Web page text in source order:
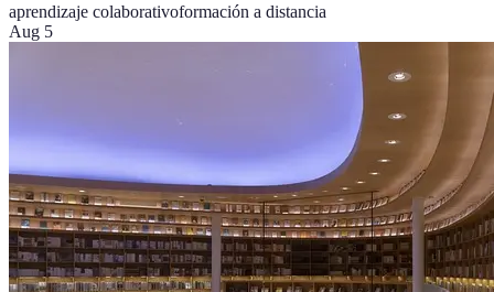
aprendizaje colaborativoformación a distancia
Aug 5